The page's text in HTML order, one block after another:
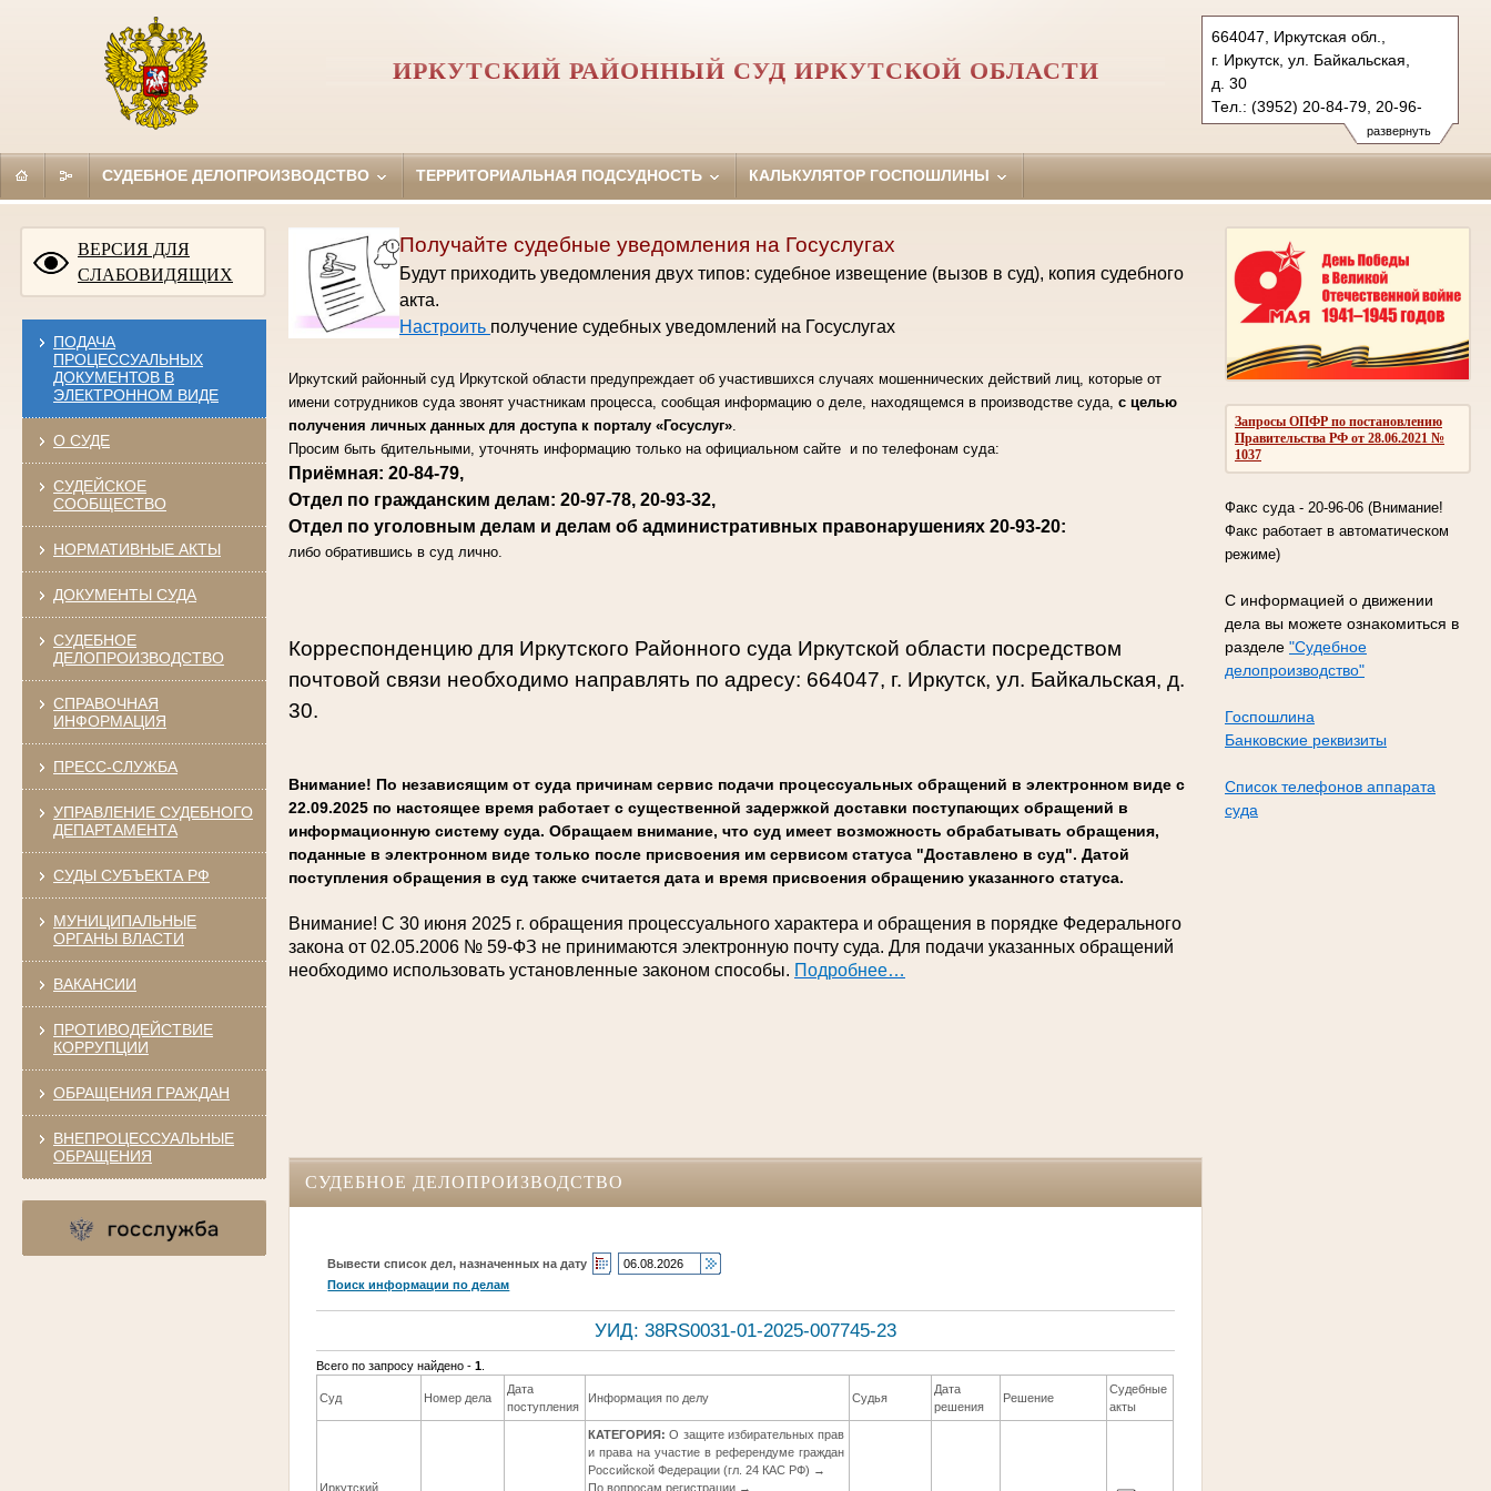
развернуть
664047, Иркутская обл.,
г. Иркутск, ул. Байкальская,
д. 30
Тел.: (3952) 20-84-79, 20-96-
06 (ф.)
irkutsky.irk@sudrf.ru
ИРКУТСКИЙ РАЙОННЫЙ СУД ИРКУТСКОЙ ОБЛАСТИ
СУДЕБНОЕ ДЕЛОПРОИЗВОДСТВО ТЕРРИТОРИАЛЬНАЯ ПОДСУДНОСТЬ КАЛЬКУЛЯТОР ГОСПОШЛИНЫ
ВЕРСИЯ ДЛЯ
СЛАБОВИДЯЩИХ
ПОДАЧА
ПРОЦЕССУАЛЬНЫХ
ДОКУМЕНТОВ В
ЭЛЕКТРОННОМ ВИДЕ
О СУДЕ
СУДЕЙСКОЕ
СООБЩЕСТВО
НОРМАТИВНЫЕ АКТЫ
ДОКУМЕНТЫ СУДА
СУДЕБНОЕ
ДЕЛОПРОИЗВОДСТВО
СПРАВОЧНАЯ
ИНФОРМАЦИЯ
ПРЕСС-СЛУЖБА
УПРАВЛЕНИЕ СУДЕБНОГО
ДЕПАРТАМЕНТА
СУДЫ СУБЪЕКТА РФ
МУНИЦИПАЛЬНЫЕ
ОРГАНЫ ВЛАСТИ
ВАКАНСИИ
ПРОТИВОДЕЙСТВИЕ
КОРРУПЦИИ
ОБРАЩЕНИЯ ГРАЖДАН
ВНЕПРОЦЕССУАЛЬНЫЕ
ОБРАЩЕНИЯ
Запросы ОПФР по постановлению
Правительства РФ от 28.06.2021 №
1037
Факс суда - 20-96-06 (Внимание!
Факс работает в автоматическом
режиме)
С информацией о движении
дела вы можете ознакомиться в
разделе "Судебное
делопроизводство"
Госпошлина
Банковские реквизиты
Список телефонов аппарата
суда
Получайте судебные уведомления на Госуслугах
Будут приходить уведомления двух типов: судебное извещение (вызов в суд), копия судебного
акта.
Настроить получение судебных уведомлений на Госуслугах
Иркутский районный суд Иркутской области предупреждает об участившихся случаях мошеннических действий лиц, которые от
имени сотрудников суда звонят участникам процесса, сообщая информацию о деле, находящемся в производстве суда, с целью
получения личных данных для доступа к порталу «Госуслуг».
Просим быть бдительными, уточнять информацию только на официальном сайте и по телефонам суда:
Приёмная: 20-84-79,
Отдел по гражданским делам: 20-97-78, 20-93-32,
Отдел по уголовным делам и делам об административных правонарушениях 20-93-20:
либо обратившись в суд лично.
Корреспонденцию для Иркутского Районного суда Иркутской области посредством
почтовой связи необходимо направлять по адресу: 664047, г. Иркутск, ул. Байкальская, д.
30.
Внимание! По независящим от суда причинам сервис подачи процессуальных обращений в электронном виде с
22.09.2025 по настоящее время работает с существенной задержкой доставки поступающих обращений в
информационную систему суда. Обращаем внимание, что суд имеет возможность обрабатывать обращения,
поданные в электронном виде только после присвоения им сервисом статуса "Доставлено в суд". Датой
поступления обращения в суд также считается дата и время присвоения обращению указанного статуса.
Внимание! С 30 июня 2025 г. обращения процессуального характера и обращения в порядке Федерального
закона от 02.05.2006 № 59-ФЗ не принимаются электронную почту суда. Для подачи указанных обращений
необходимо использовать установленные законом способы. Подробнее…
СУДЕБНОЕ ДЕЛОПРОИЗВОДСТВО
Вывести список дел, назначенных на дату
Поиск информации по делам
УИД: 38RS0031-01-2025-007745-23
Всего по запросу найдено -1
Суд Номер дела
Дата
поступления
Информация по делу Судья
Дата
решения
Решение
Судебные
акты
Иркутский
КАТЕГОРИЯ: О защите избирательных прав
и права на участие в референдуме граждан
Российской Федерации (гл. 24 КАС РФ) →
По вопросам регистрации →